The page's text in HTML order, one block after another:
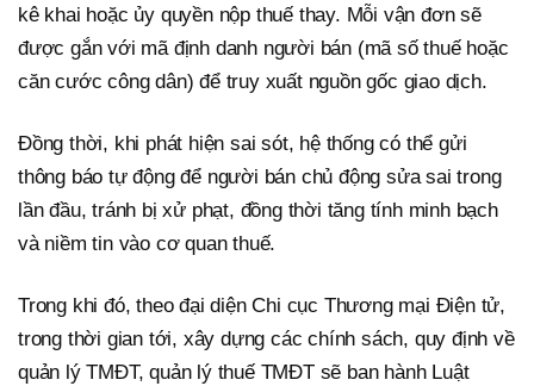
kê khai hoặc ủy quyền nộp thuế thay. Mỗi vận đơn sẽ
được gắn với mã định danh người bán (mã số thuế hoặc
căn cước công dân) để truy xuất nguồn gốc giao dịch.
Đồng thời, khi phát hiện sai sót, hệ thống có thể gửi
thông báo tự động để người bán chủ động sửa sai trong
lần đầu, tránh bị xử phạt, đồng thời tăng tính minh bạch
và niềm tin vào cơ quan thuế.
Trong khi đó, theo đại diện Chi cục Thương mại Điện tử,
trong thời gian tới, xây dựng các chính sách, quy định về
quản lý TMĐT, quản lý thuế TMĐT sẽ ban hành Luật